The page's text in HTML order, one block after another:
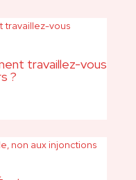
travaillez-vous
?